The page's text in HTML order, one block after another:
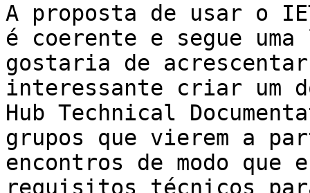
A proposta de usar o
é coerente e segue
gostaria de
interessante criar um
Hub Technical
grupos que vierem a
encontros de modo que
requisitos técnicos